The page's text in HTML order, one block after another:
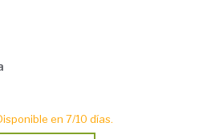
en 7/10 días.